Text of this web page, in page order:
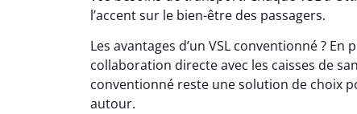
l’accent sur le bien-être des passagers.
Les avantages d’un VSL conventionné ?
collaboration directe avec les caisses de
conventionné reste une solution de choix
autour.